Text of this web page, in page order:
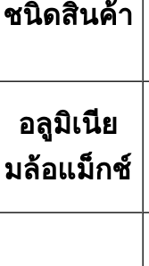
ชนิดสินค้า
อลูมิเนีย
มล้อแม็กช์